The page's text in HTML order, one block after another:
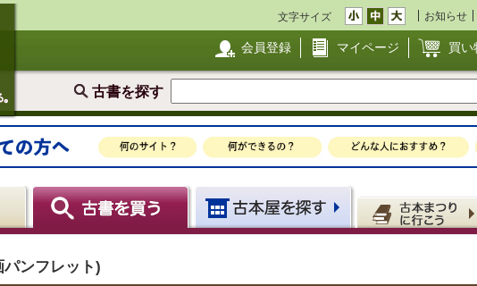
文字サイズ お知らせ
会員登録 マイページ 買い
古書を探す
ンフレット)